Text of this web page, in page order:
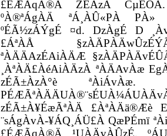
£ÉÆÃqÀ®Ä ZÉAzÀ CµÉÖÃ.
ºÀ®ªÁgÀÄ ªÁ¸ÀÛ«PÀ PÀ»
ºÉÃ½zÁÝgÉ ¤d. DzÀgÉ D
£ÁªÀÅ
ªÀÄÄAzÉAiÀÄÆ
¸ÀªÀÄ£ÀéAiÀÄzÀ ªÀÄAvÀæ
zÉÃ±ÀzÀ°è ªÀiÁvÀæ.
zÉÃ±À¥ÉæÃªÀÄ £ÀªÀÄä®Æè
¨sÁgÀvÀ-¥ÁQ¸ÁÜ£À QæPÉmï
£ÉÆÃqÀ®Ä ¹UÀÄvÀÛzÉ.